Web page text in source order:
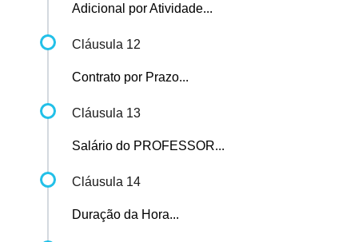
Adicional por Atividade...
Cláusula 12
Contrato por Prazo...
Cláusula 13
Salário do PROFESSOR...
Cláusula 14
Duração da Hora...